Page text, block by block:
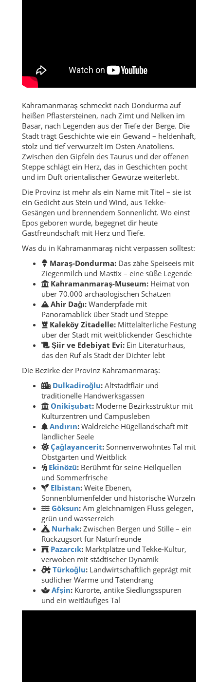
Kahramanmaraş schmeckt nach Dondurma auf
heißen Pflastersteinen, nach Zimt und Nelken im
Basar, nach Legenden aus der Tiefe der Berge. Die
Stadt trägt Geschichte wie ein Gewand – heldenhaft,
stolz und tief verwurzelt im Osten Anatoliens.
Zwischen den Gipfeln des Taurus und der offenen
Steppe schlägt ein Herz, das in Geschichten pocht
und im Duft orientalischer Gewürze weiterlebt.
Die Provinz ist mehr als ein Name mit Titel – sie ist
ein Gedicht aus Stein und Wind, aus Tekke-
Gesängen und brennendem Sonnenlicht. Wo einst
Epos geboren wurde, begegnet dir heute
Gastfreundschaft mit Herz und Tiefe.
Was du in Kahramanmaraş nicht verpassen solltest:
Maraş-Dondurma: Das zähe Speiseeis mit
Ziegenmilch und Mastix – eine süße Legende
Kahramanmaraş-Museum: Heimat von
über 70.000 archäologischen Schätzen
Ahir Dağı: Wanderpfade mit
Panoramablick über Stadt und Steppe
Kaleköy Zitadelle: Mittelalterliche Festung
über der Stadt mit weitblickender Geschichte
Şiir ve Edebiyat Evi: Ein Literaturhaus,
das den Ruf als Stadt der Dichter lebt
Die Bezirke der Provinz Kahramanmaraş:
Dulkadiroğlu: Altstadtflair und
traditionelle Handwerksgassen
Onikişubat: Moderne Bezirksstruktur mit
Kulturzentren und Campusleben
Andırın: Waldreiche Hügellandschaft mit
ländlicher Seele
Çağlayancerit: Sonnenverwöhntes Tal mit
Obstgärten und Weitblick
Ekinözü: Berühmt für seine Heilquellen
und Sommerfrische
Elbistan: Weite Ebenen,
Sonnenblumenfelder und historische Wurzeln
Göksun: Am gleichnamigen Fluss gelegen,
grün und wasserreich
Nurhak: Zwischen Bergen und Stille – ein
Rückzugsort für Naturfreunde
Pazarcık: Marktplätze und Tekke-Kultur,
verwoben mit städtischer Dynamik
Türkoğlu: Landwirtschaftlich geprägt mit
südlicher Wärme und Tatendrang
Afşin: Kurorte, antike Siedlungsspuren
und ein weitläufiges Tal